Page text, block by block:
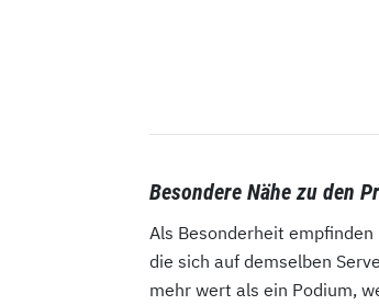
Besondere Nähe zu den
Als Besonderheit
die sich auf demselben
mehr wert als ein Podium,